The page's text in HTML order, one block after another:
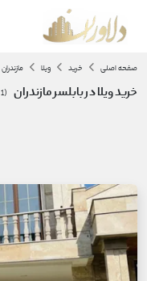
صفحه اصلی خرید ویلا مازندران
خرید ویلا در بابلسر مازندران (
1